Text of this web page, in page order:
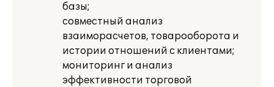
базы;
совместный анализ
взаиморасчетов, товарооборота и
истории отношений с клиентами;
мониторинг и анализ
эффективности торговой